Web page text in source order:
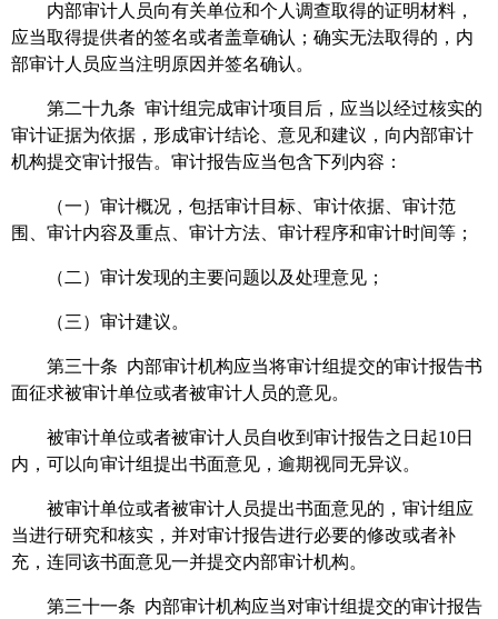
内部审计人员向有关单位和个人调查取得的证明材料，
应当取得提供者的签名或者盖章确认；确实无法取得的，内
部审计人员应当注明原因并签名确认。
第二十九条 审计组完成审计项目后，应当以经过核实的
审计证据为依据，形成审计结论、意见和建议，向内部审计
机构提交审计报告。审计报告应当包含下列内容：
（一）审计概况，包括审计目标、审计依据、审计范
围、审计内容及重点、审计方法、审计程序和审计时间等；
（二）审计发现的主要问题以及处理意见；
（三）审计建议。
第三十条 内部审计机构应当将审计组提交的审计报告书
面征求被审计单位或者被审计人员的意见。
被审计单位或者被审计人员自收到审计报告之日起10日
内，可以向审计组提出书面意见，逾期视同无异议。
被审计单位或者被审计人员提出书面意见的，审计组应
当进行研究和核实，并对审计报告进行必要的修改或者补
充，连同该书面意见一并提交内部审计机构。
第三十一条 内部审计机构应当对审计组提交的审计报告